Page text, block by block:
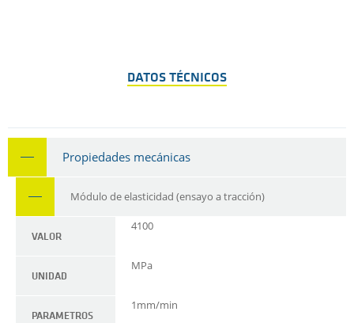
DATOS TÉCNICOS
Propiedades mecánicas
Módulo de elasticidad (ensayo a tracción)
VALOR
4100
UNIDAD
MPa
PARAMETROS
1mm/min